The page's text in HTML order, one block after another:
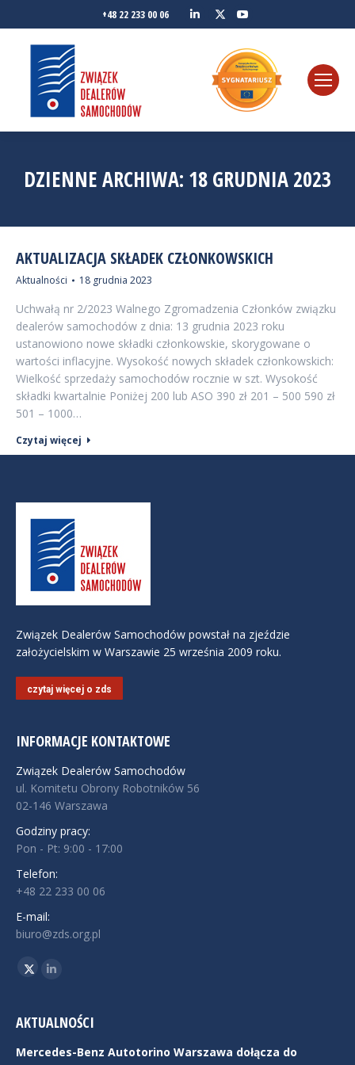
+48 22 233 00 06
Linkedin
Twitter
DZIENNE ARCHIWA: 18 GRUDNIA 2023
AKTUALIZACJA SKŁADEK CZŁONKOWSKICH
Aktualności 18 grudnia 2023
Uchwałą nr 2/2023 Walnego Zgromadzenia Członków związku
dealerów samochodów z dnia: 13 grudnia 2023 roku
ustanowiono nowe składki członkowskie, skorygowane o
wartości inflacyjne. Wysokość nowych składek członkowskich:
Wielkość sprzedaży samochodów rocznie w szt. Wysokość
składki kwartalnie Poniżej 200 lub ASO 390 zł 201 – 500 590 zł
501 – 1000…
Czytaj więcej
Związek Dealerów Samochodów powstał na zjeździe
założycielskim w Warszawie 25 września 2009 roku.
czytaj więcej o zds
INFORMACJE KONTAKTOWE
Związek Dealerów Samochodów
ul. Komitetu Obrony Robotników 56
02-146 Warszawa
Godziny pracy:
Pon - Pt: 9:00 - 17:00
Telefon:
+48 22 233 00 06
E-mail:
biuro@zds.org.pl
Znajdź nas na:
TwitterLinkedin
AKTUALNOŚCI
Mercedes-Benz Autotorino Warszawa dołącza do